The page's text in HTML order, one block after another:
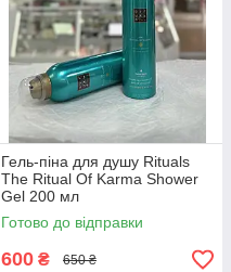
Гель-піна для душу Rituals
The Ritual Of Karma Shower
Gel 200 мл
Готово до відправки
600 ₴ 650 ₴